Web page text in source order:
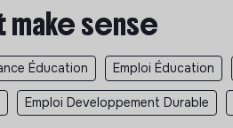
make sense
Éducation Emploi Éducation
Emploi Developpement Durable